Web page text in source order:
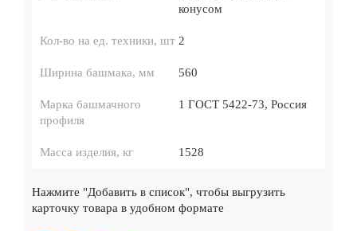
конусом
Кол-во на ед. техники, шт 2
Ширина башмака, мм 560
Марка башмачного
профиля
1 ГОСТ 5422-73, Россия
Масса изделия, кг 1528
Нажмите "Добавить в список", чтобы выгрузить
карточку товара в удобном формате